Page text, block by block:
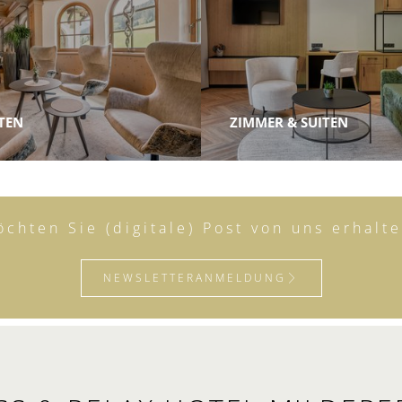
ZIMMER & SUITEN
Sie (digitale) Post von uns
NEWSLETTERANMELDUNG